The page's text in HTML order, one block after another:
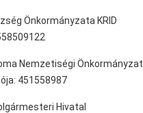
Önkormányzata KRID
Nemzetiségi Önkormányzat
451558987
Hivatal